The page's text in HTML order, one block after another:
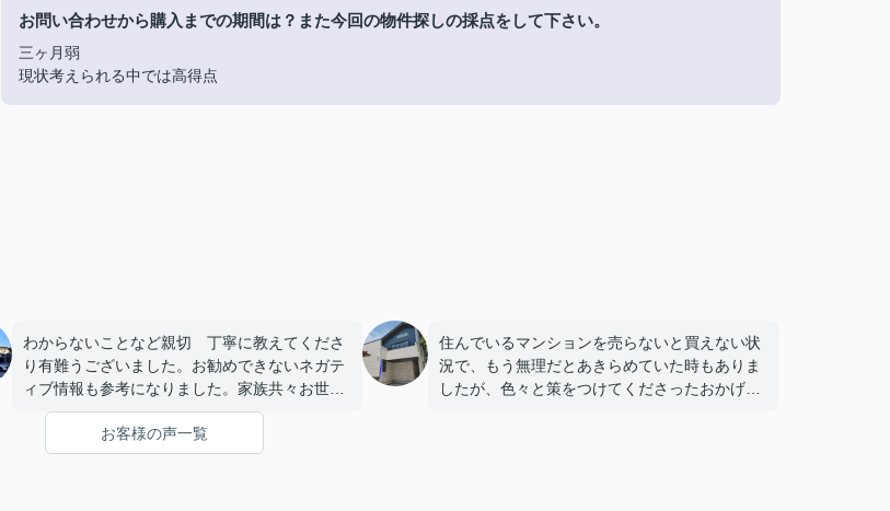
お問い合わせから購入までの期間は？また今回の物件探しの採点をして下さい。
三ヶ月弱
現状考えられる中では高得点
わからないことなど親切 丁寧に教えてくださ
り有難うございました。お勧めできないネガテ
ィブ情報も参考になりました。家族共々お世話
になり有難うございます。
住んでいるマンションを売らないと買えない状
況で、もう無理だとあきらめていた時もありま
したが、色々と策をつけてくださったおかげで
お客様の声一覧